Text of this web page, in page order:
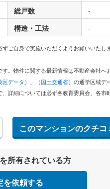
総戸数
-
構造・工法 -
ご自身で実施いただくようお願いいたしま
。物件に関する最新情報は不動産会社へ
データ）」（国土交通省） の通学区域デ
詳細については必ず各教育委員会、各市
このマンションのクチコ
所有されている方
を依頼する